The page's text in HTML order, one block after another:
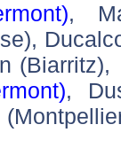
,
,